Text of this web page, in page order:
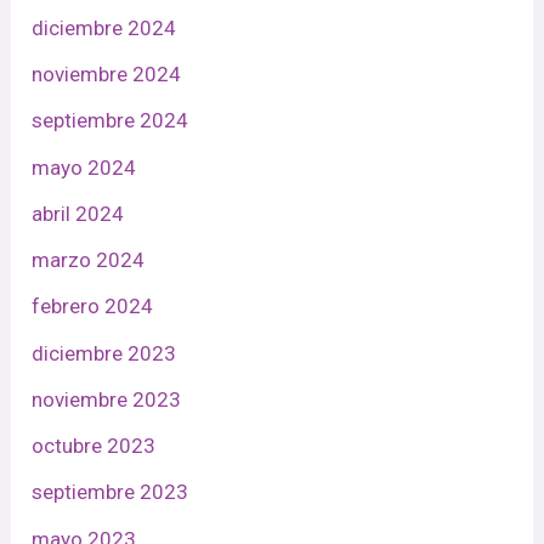
diciembre 2024
noviembre 2024
septiembre 2024
mayo 2024
abril 2024
marzo 2024
febrero 2024
diciembre 2023
noviembre 2023
octubre 2023
septiembre 2023
mayo 2023